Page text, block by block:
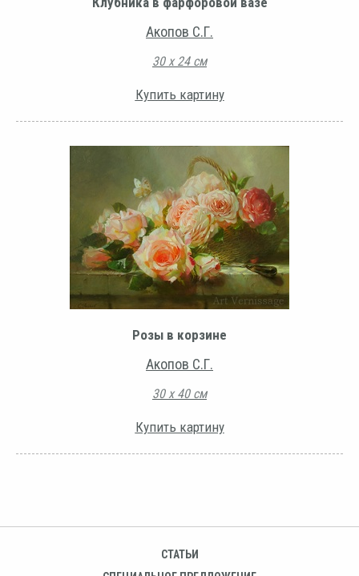
Акопов С.Г.
30 х 24 см
Купить картину
Розы в корзине
Акопов С.Г.
30 х 40 см
Купить картину
СТАТЬИ